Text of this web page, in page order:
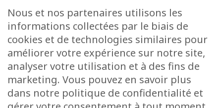
Plan du site
Kulturmillen
Musée des énergies
Millegalerie
Évènements
Ateliers & Cours
Stages
Nous et nos partenaires utilisons les
informations collectées par le biais de
cookies et de technologies similaires pour
améliorer votre expérience sur notre site,
analyser votre utilisation et à des fins de
marketing. Vous pouvez en savoir plus
dans notre politique de confidentialité et